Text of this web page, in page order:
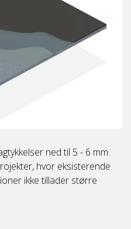
ned til 5 - 6 mm.
hvor eksisterende
ikke tillader større